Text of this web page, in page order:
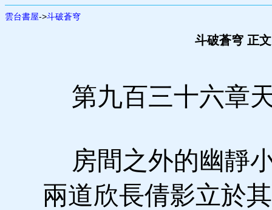
雲台書屋->斗破蒼穹
斗破蒼穹 正
第九百三十六章
房間之外的幽靜
兩道欣長倩影立於